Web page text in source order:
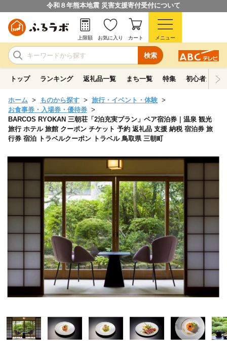
令和８年熊本地震 災害支援寄付受付について
検索
上限額 お気に入り カート メニュー
トップ ランキング 返礼品一覧 まち一覧 特集 初心者ガイド
ホーム ものから探す
旅行・イベント・体験
お食事券・入場券・優待券
BARCOS RYOKAN 三朝荘「2泊充実プラン」ペア宿泊券｜温泉 観光
旅行 ホテル 旅館 クーポン チケット 予約 返礼品 支援 納税 宿泊券 旅
行券 宿泊 トラベルクーポン トラベル 鳥取県 三朝町